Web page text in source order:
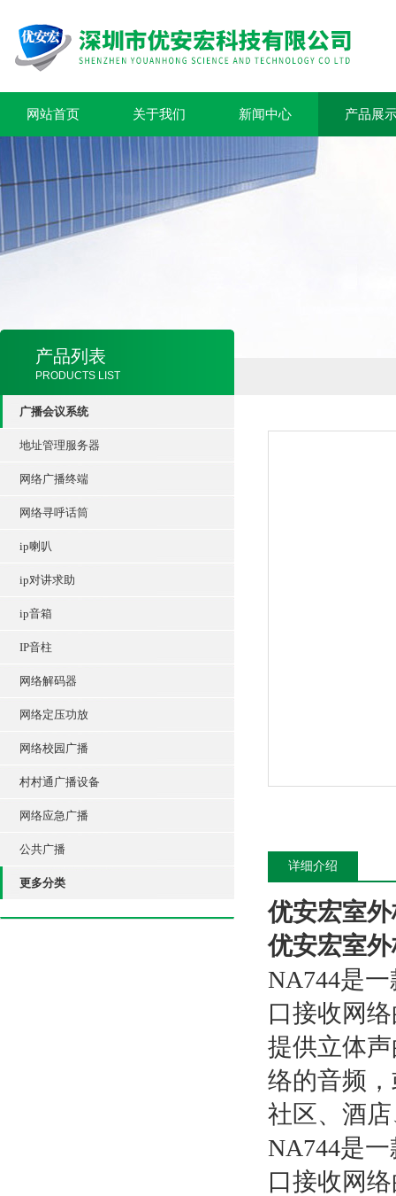
网站首页 关于我们 新闻中心 产品展
产品列表
PRODUCTS LIST
广播会议系统
地址管理服务器
网络广播终端
网络寻呼话筒
ip喇叭
ip对讲求助
ip音箱
IP音柱
网络解码器
网络定压功放
网络校园广播
村村通广播设备
网络应急广播
公共广播
更多分类
详细介绍
优安宏室
优安宏室
NA744是
口接收网
提供立体
络的音频
社区、酒
NA744是
口接收网